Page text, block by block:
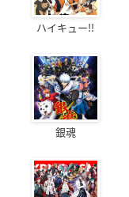
ハイキュー!!
銀魂